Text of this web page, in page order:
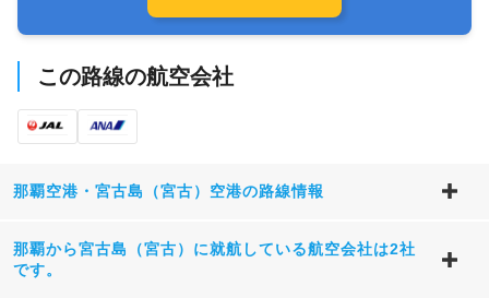
この路線の航空会社
那覇空港・宮古島（宮古）空港の路線情報
那覇から宮古島（宮古）に就航している航空会社は2社
です。